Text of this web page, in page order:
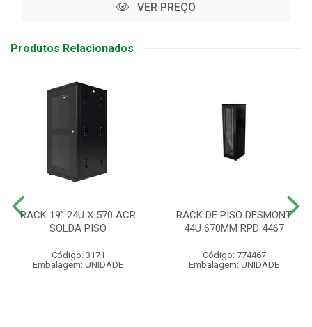
VER PREÇO
Produtos Relacionados
RACK 19” 24U X 570 ACR
SOLDA PISO
Código: 3171
Embalagem: UNIDADE
RACK DE PISO DESMONT
44U 670MM RPD 4467
Código: 774467
Embalagem: UNIDADE